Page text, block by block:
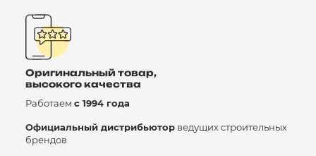
Оригинальный товар,
высокого качества
Работаем с 1994 года
Официальный дистрибьютор ведущих строительных
брендов